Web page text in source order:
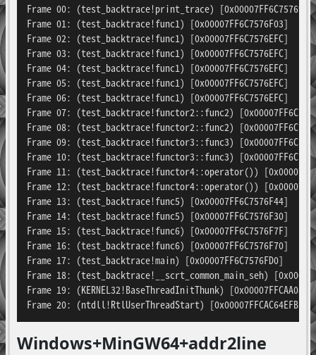
Frame 00: (test_backtrace!print_trace)
Frame 01: (test_backtrace!func1) [0x00007FF6C7576F03]
Frame 02: (test_backtrace!func1) [0x00007FF6C7576EFC]
Frame 03: (test_backtrace!func1) [0x00007FF6C7576EFC]
Frame 04: (test_backtrace!func1) [0x00007FF6C7576EFC]
Frame 05: (test_backtrace!func1) [0x00007FF6C7576EFC]
Frame 06: (test_backtrace!func1) [0x00007FF6C7576EFC]
Frame 07: (test_backtrace!functor2::func2)
Frame 08: (test_backtrace!functor2::func2)
Frame 09: (test_backtrace!functor3::func3)
Frame 10: (test_backtrace!functor3::func3)
Frame 11: (test_backtrace!functor4::operator())
Frame 12: (test_backtrace!functor4::operator())
Frame 13: (test_backtrace!func5) [0x00007FF6C7576F44]
Frame 14: (test_backtrace!func5) [0x00007FF6C7576F30]
Frame 15: (test_backtrace!func6) [0x00007FF6C7576F7F]
Frame 16: (test_backtrace!func6) [0x00007FF6C7576F70]
Frame 17: (test_backtrace!main) [0x00007FF6C7576FD0]
Frame 18: (test_backtrace!__scrt_common_main_seh)
Frame 19: (KERNEL32!BaseThreadInitThunk)
Frame 20: (ntdll!RtlUserThreadStart) [0x00007FFCAC64EFB1]
Windows+MinGW64+addr2line